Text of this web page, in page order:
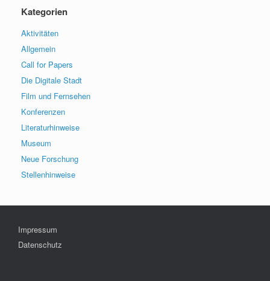
Kategorien
Aktivitäten
Allgemein
Call for Papers
Die Digitale Stadt
Film und Fernsehen
Konferenzen
Literaturhinweise
Museum
Neue Forschung
Stellenhinweise
Impressum
Datenschutz